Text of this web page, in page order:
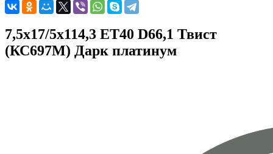
7,5x17/5x114,3 ET40 D66,1 Твист
(КС697М) Дарк платинум